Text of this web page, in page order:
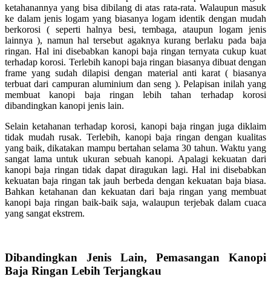
ketahanannya yang bisa dibilang di atas rata-rata. Walaupun masuk
ke dalam jenis logam yang biasanya logam identik dengan mudah
berkorosi ( seperti halnya besi, tembaga, ataupun logam jenis
lainnya ), namun hal tersebut agaknya kurang berlaku pada baja
ringan. Hal ini disebabkan kanopi baja ringan ternyata cukup kuat
terhadap korosi. Terlebih kanopi baja ringan biasanya dibuat dengan
frame yang sudah dilapisi dengan material anti karat ( biasanya
terbuat dari campuran aluminium dan seng ). Pelapisan inilah yang
membuat kanopi baja ringan lebih tahan terhadap korosi
dibandingkan kanopi jenis lain.
Selain ketahanan terhadap korosi, kanopi baja ringan juga diklaim
tidak mudah rusak. Terlebih, kanopi baja ringan dengan kualitas
yang baik, dikatakan mampu bertahan selama 30 tahun. Waktu yang
sangat lama untuk ukuran sebuah kanopi. Apalagi kekuatan dari
kanopi baja ringan tidak dapat diragukan lagi. Hal ini disebabkan
kekuatan baja ringan tak jauh berbeda dengan kekuatan baja biasa.
Bahkan ketahanan dan kekuatan dari baja ringan yang membuat
kanopi baja ringan baik-baik saja, walaupun terjebak dalam cuaca
yang sangat ekstrem.
Dibandingkan Jenis Lain, Pemasangan Kanopi
Baja Ringan Lebih Terjangkau